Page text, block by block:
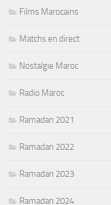
Films Marocains
Matchs en direct
Nostalgie Maroc
Radio Maroc
Ramadan 2021
Ramadan 2022
Ramadan 2023
Ramadan 2024